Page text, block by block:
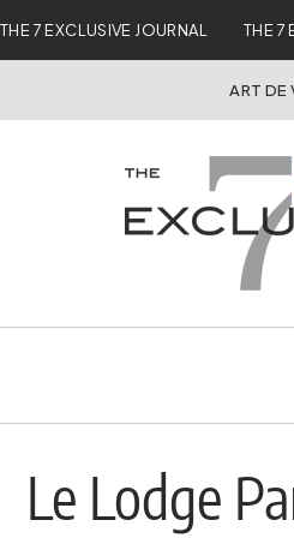
THE 7 EXCLUSIVE JOURNAL THE 7
ART DE
Le Lodge